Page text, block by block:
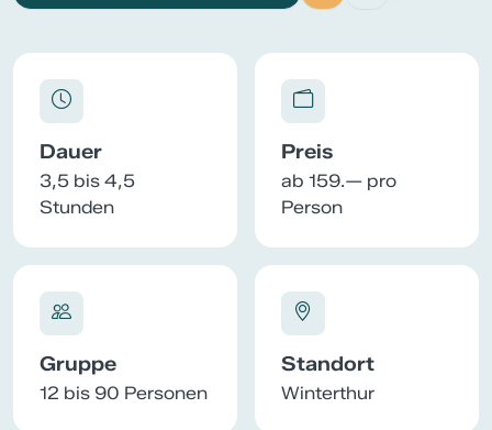
Dauer
3,5 bis 4,5
Stunden
Preis
ab 159.— pro
Person
Gruppe
12 bis 90 Personen
Standort
Winterthur